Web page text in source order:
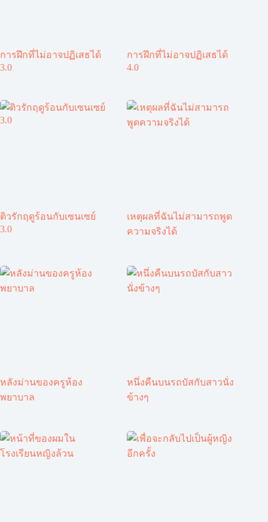
การฝึกที่ไม่อาจปฏิเสธได้
3.0
การฝึกที่ไม่อาจปฏิเสธได้
4.0
ติวรักฤดูร้อนกับเซนเซย์
3.0
เหตุผลที่ฉันไม่สามารถพูด
ความจริงได้
หลังม่านของครูห้อง
พยาบาล
หนึ่งคืนบนรถบัสกับสาวนั่ง
ข้างๆ